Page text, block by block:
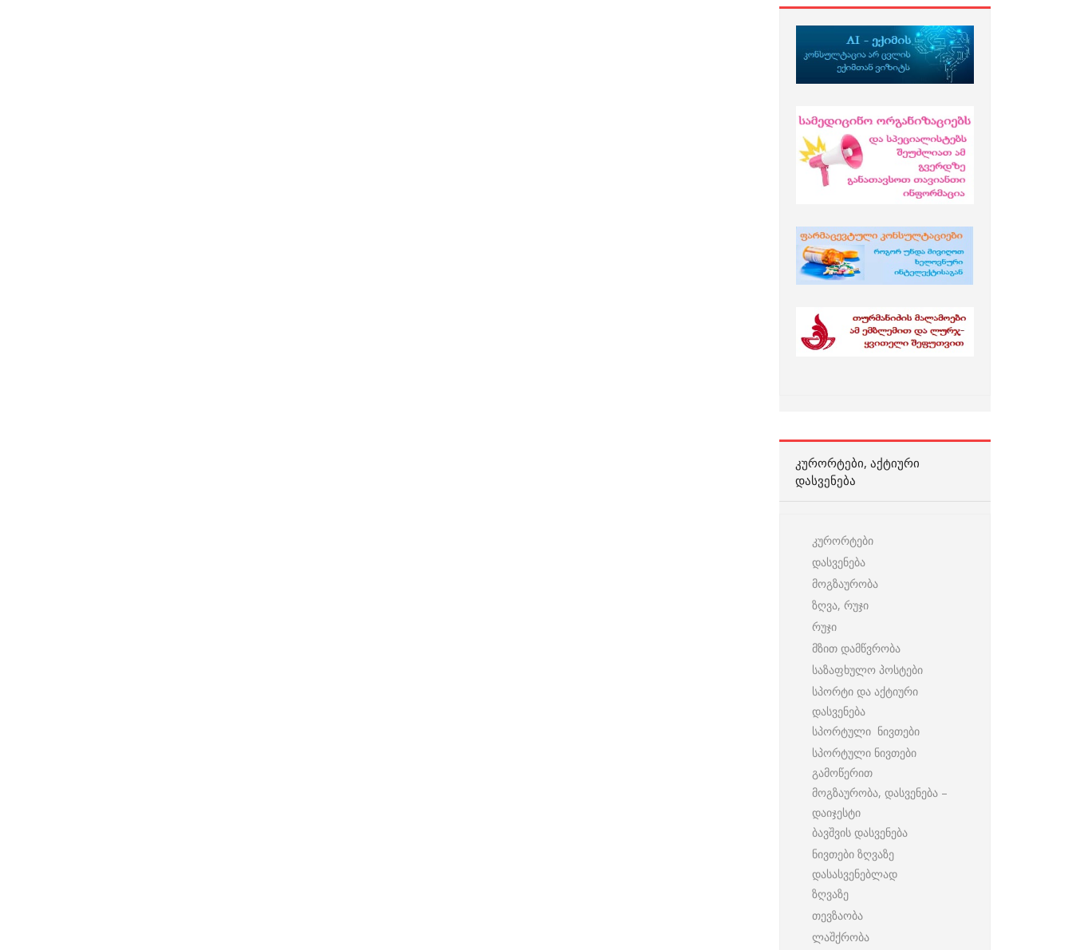
ᲙᲣᲠᲝᲠᲢᲔᲑᲘ, ᲐᲥᲢᲘᲣᲠᲘ
ᲓᲐᲡᲕᲔᲜᲔᲑᲐ
კურორტები
დასვენება
მოგზაურობა
ზღვა, რუჯი
რუჯი
მზით დამწვრობა
საზაფხულო პოსტები
სპორტი და აქტიური
დასვენება
სპორტული ნივთები
სპორტული ნივთები
გამოწერით
მოგზაურობა, დასვენება –
დაიჯესტი
ბავშვის დასვენება
ნივთები ზღვაზე
დასასვენებლად
ზღვაზე
თევზაობა
ლაშქრობა